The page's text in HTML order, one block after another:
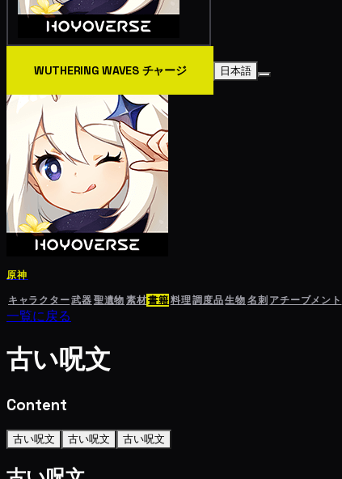
WUTHERING WAVES チャージ 日本語
原神
キャラクター武器聖遺物素材書籍料理調度品生物名刺 アチーブメント
一覧に戻る
古い呪文
Content
古い呪文 古い呪文 古い呪文